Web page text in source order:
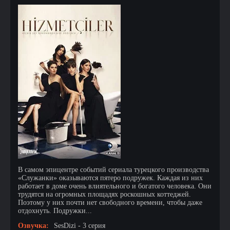
В самом эпицентре событий сериала турецкого производства
«Служанки» оказываются пятеро подружек. Каждая из них
работает в доме очень влиятельного и богатого человека. Они
трудятся на огромных площадях роскошных коттеджей.
Поэтому у них почти нет свободного времени, чтобы даже
отдохнуть. Подружки...
Озвучка:
SesDizi - 3 серия